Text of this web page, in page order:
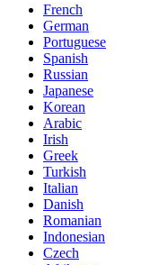
French
German
Portuguese
Spanish
Russian
Japanese
Korean
Arabic
Irish
Greek
Turkish
Italian
Danish
Romanian
Indonesian
Czech